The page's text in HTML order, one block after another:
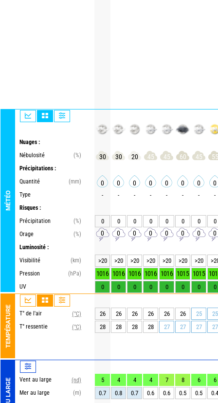
MÉTÉO
Nuages :
Nébulosité
(%)
Précipitations :
Quantité
(mm)
Type
Risques :
Précipitation
(%)
Orage
(%)
Luminosité :
Visibilité
(km)
Pression
(hPa)
UV
TEMPÉRATURE T° de l'air
(°C)
T° ressentie
(°C)
AU LARGE Vent au large
(nd)
Mer au large
(m)
30 30 20 45 45 60 45 55
0 0 0 0 0 0 0 0
- - - - - - - -
0 0 0 0 0 0 0 0
0 0 0 0 0 0 0 0
>20 >20 >20 >20 >20 >20 >20
1016 1016 1016 1016 1016 1015 1015
0 0 0 0 0 0 0 0
26 26 26 26 26 26 25
25
28
28 28 28 27 27 27 27
5 4 4 4 7 8 6
6
0.7
0.8 0.7 0.6 0.6 0.5 0.5 0.4